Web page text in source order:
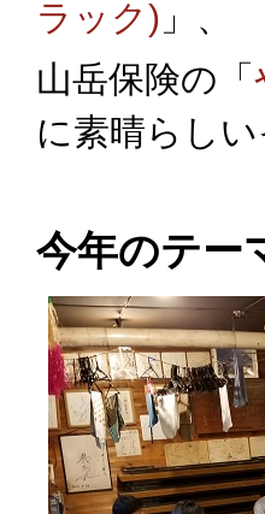
ラック) 」、
山岳保険の「
に素晴らし
今年のテー